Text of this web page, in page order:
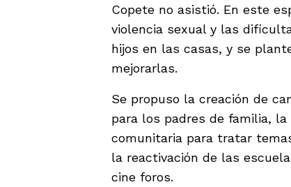
Copete no asistió. En este
violencia sexual y las
hijos en las casas, y se
mejorarlas.
Se propuso la creación de
para los padres de familia,
comunitaria para tratar
la reactivación de las
cine foros.